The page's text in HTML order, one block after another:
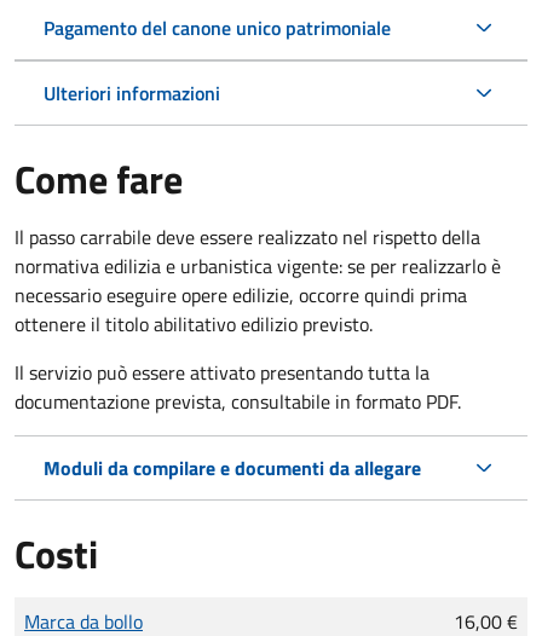
Pagamento del canone unico patrimoniale
Ulteriori informazioni
Come fare
Il passo carrabile deve essere realizzato nel rispetto della
normativa edilizia e urbanistica vigente: se per realizzarlo è
necessario eseguire opere edilizie, occorre quindi prima
ottenere il titolo abilitativo edilizio previsto.
Il servizio può essere attivato presentando tutta la
documentazione prevista, consultabile in formato PDF.
Moduli da compilare e documenti da allegare
Costi
Tipo di pagamento
Importo
Marca da bollo 16,00 €